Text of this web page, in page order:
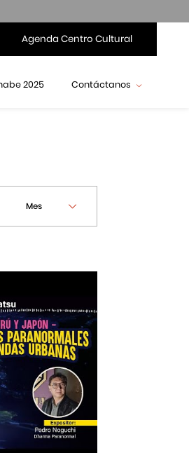
Agenda Centro Cultural
2025 Contáctanos
Mes